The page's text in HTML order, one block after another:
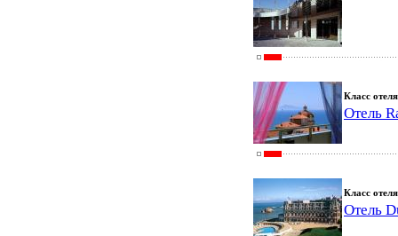
Класс
Отель
Класс
Отель